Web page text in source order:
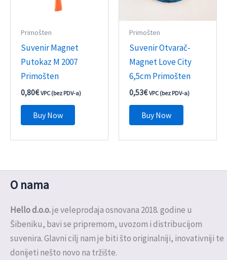
Primošten
Suvenir Magnet
Putokaz M 2007
Primošten
0,80€ VPC (bez PDV-a)
Buy Now
Primošten
Suvenir Otvarač-
Magnet Love City
6,5cm Primošten
0,53€ VPC (bez PDV-a)
Buy Now
O nama
Hello d.o.o.je veleprodaja osnovana 2018. godine u
Šibeniku, bavi se pripremom, uvozom i distribucijom
suvenira. Glavni cilj nam je biti što originalniji, inovativniji te
donijeti nešto novo na tržište.